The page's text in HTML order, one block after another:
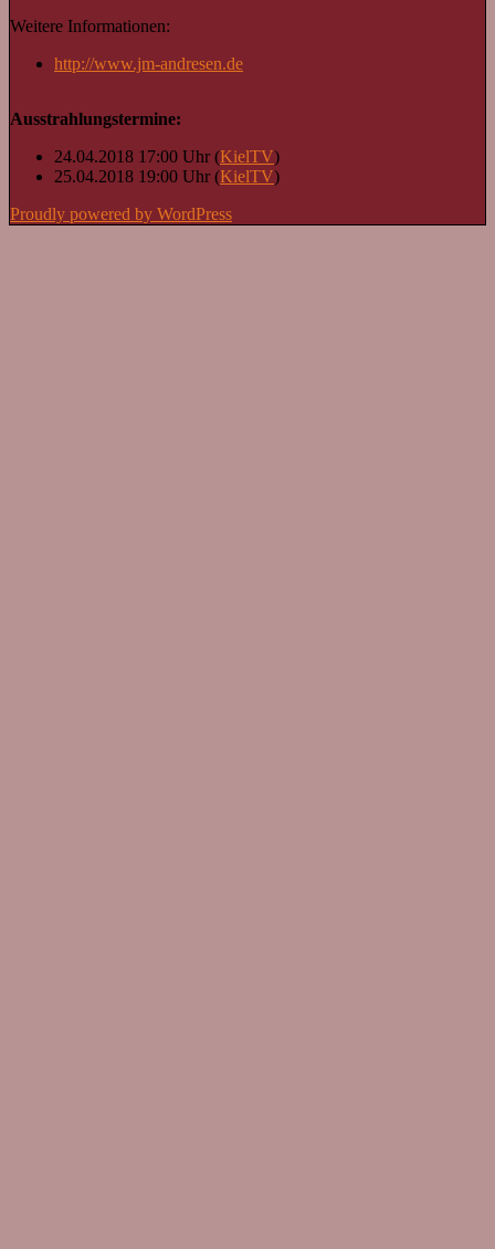
Weitere Informationen:
http://www.jm-andresen.de
Ausstrahlungstermine:
24.04.2018 17:00 Uhr (KielTV)
25.04.2018 19:00 Uhr (KielTV)
Proudly powered by WordPress